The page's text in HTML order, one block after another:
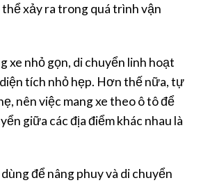
xảy ra trong quá trình vận
xe nhỏ gọn, di chuyển linh hoạt
tích nhỏ hẹp. Hơn thế nữa, tự
nên việc mang xe theo ô tô để
giữa các địa điểm khác nhau là
để nâng phuy và di chuyển